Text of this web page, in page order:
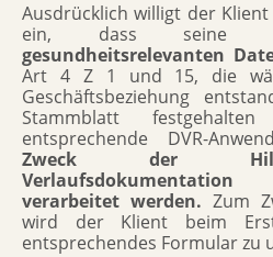
Ausdrücklich willigt der Klient
ein, dass seine
gesundheitsrelevanten
Art 4 Z 1 und 15, die
Geschäftsbeziehung
Stammblatt
entsprechende DVR-
Zweck der
verarbeitet werden. Zum
wird der Klient beim
entsprechendes Formular zu